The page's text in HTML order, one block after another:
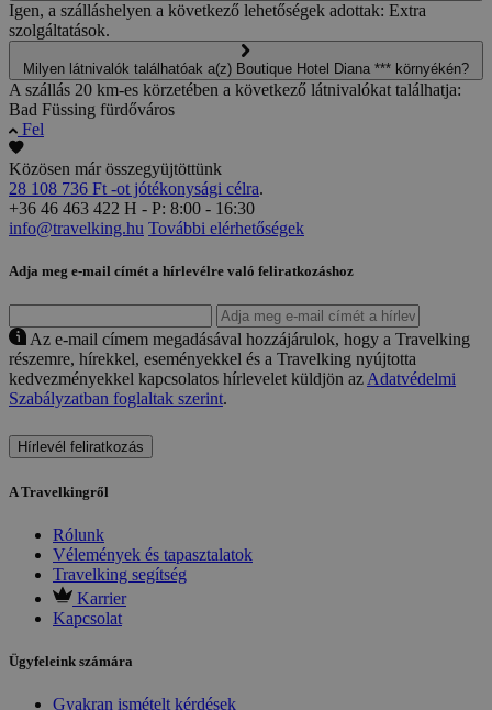
Igen, a szálláshelyen a következő lehetőségek adottak: Extra
szolgáltatások.
Milyen látnivalók találhatóak a(z) Boutique Hotel Diana *** környékén?
A szállás 20 km-es körzetében a következő látnivalókat találhatja:
Bad Füssing fürdőváros
Fel
Közösen már összegyüjtöttünk
28 108 736 Ft -ot jótékonysági célra.
+36 46 463 422 H - P: 8:00 - 16:30
info@travelking.hu További elérhetőségek
Adja meg e-mail címét a hírlevélre való feliratkozáshoz
Az e-mail címem megadásával hozzájárulok, hogy a Travelking
részemre, hírekkel, eseményekkel és a Travelking nyújtotta
kedvezményekkel kapcsolatos hírlevelet küldjön azAdatvédelmi
Szabályzatban foglaltak szerint.
Hírlevél feliratkozás
A Travelkingről
Rólunk
Vélemények és tapasztalatok
Travelking segítség
Karrier
Kapcsolat
Ügyfeleink számára
Gyakran ismételt kérdések